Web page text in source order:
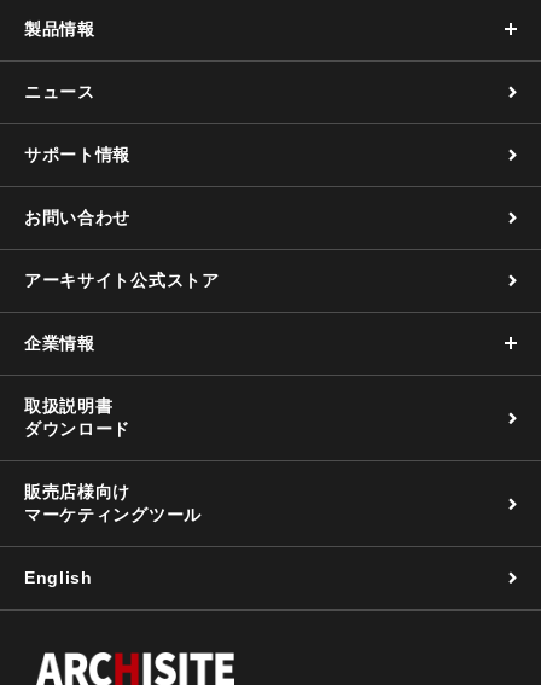
製品情報
ニュース
サポート情報
お問い合わせ
アーキサイト公式ストア
企業情報
取扱説明書
ダウンロード
販売店様向け
マーケティングツール
English